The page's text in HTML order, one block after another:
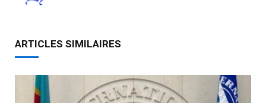
ARTICLES SIMILAIRES